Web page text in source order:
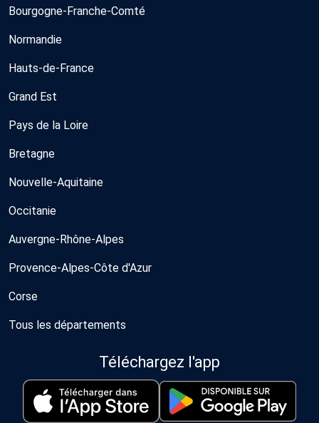
Bourgogne-Franche-Comté
Normandie
Hauts-de-France
Grand Est
Pays de la Loire
Bretagne
Nouvelle-Aquitaine
Occitanie
Auvergne-Rhône-Alpes
Provence-Alpes-Côte d'Azur
Corse
Tous les départements
Téléchargez l'app